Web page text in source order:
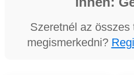
Szeretnél az összes
megismerkedni?